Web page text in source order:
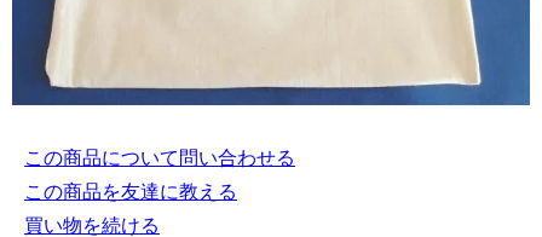
この商品について問い合わせる
この商品を友達に教える
買い物を続ける